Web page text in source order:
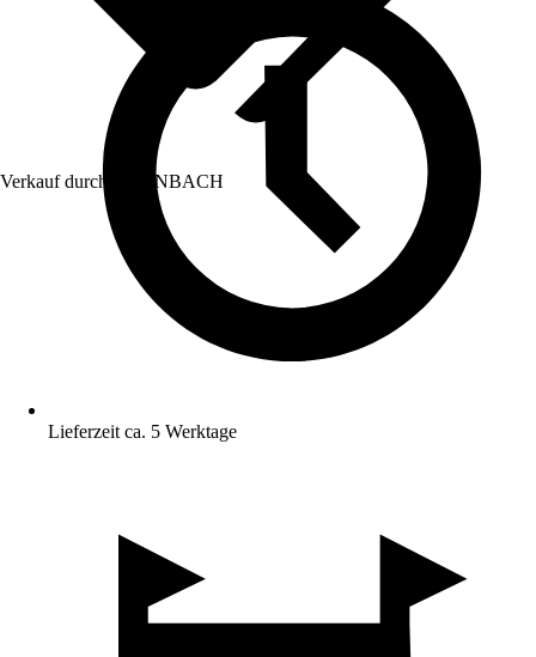
Verkauf durch: HORNBACH
Lieferzeit ca. 5 Werktage